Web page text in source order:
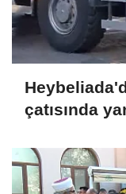
çatısında